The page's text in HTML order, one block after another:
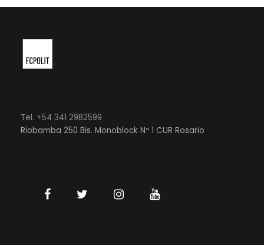
Tel. +54 341 2982599
Riobamba 250 Bis. Monoblock Nº 1 CUR Rosario